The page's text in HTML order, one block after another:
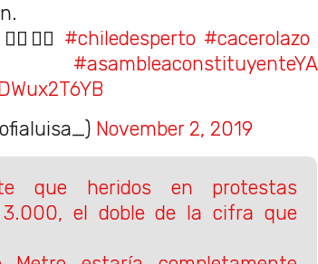
#chiledesperto #cacerolazo
#asambleaconstituyenteYA
November 2, 2019
que heridos en protestas
3.000, el doble de la cifra que